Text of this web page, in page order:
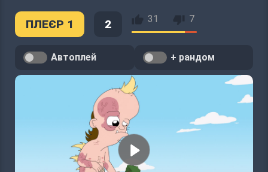
ПЛЕЄР 1 2 31 7
Автоплей + рандом